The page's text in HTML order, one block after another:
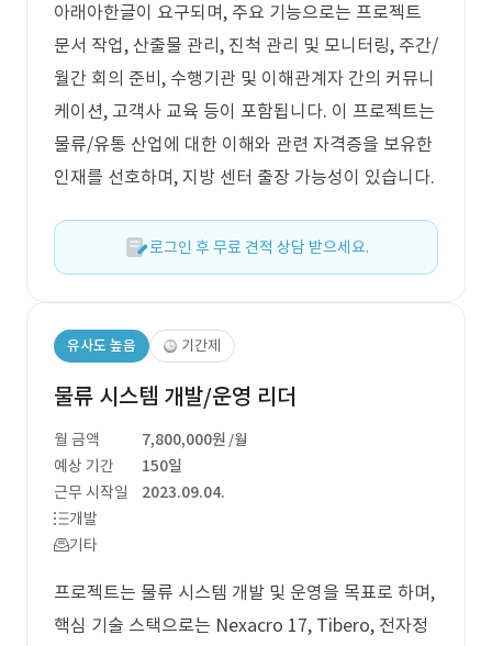
아래아한글이 요구되며, 주요 기능으로는 프로젝트
문서 작업, 산출물 관리, 진척 관리 및 모니터링, 주간/
월간 회의 준비, 수행기관 및 이해관계자 간의 커뮤니
케이션, 고객사 교육 등이 포함됩니다. 이 프로젝트는
물류/유통 산업에 대한 이해와 관련 자격증을 보유한
인재를 선호하며, 지방 센터 출장 가능성이 있습니다.
로그인 후 무료 견적 상담 받으세요.
유사도 높음 기간제
물류 시스템 개발/운영 리더
월 금액 7,800,000원 /월
예상 기간
150일
근무 시작일
2023.09.04.
개발
기타
프로젝트는 물류 시스템 개발 및 운영을 목표로 하며,
핵심 기술 스택으로는 Nexacro 17, Tibero, 전자정